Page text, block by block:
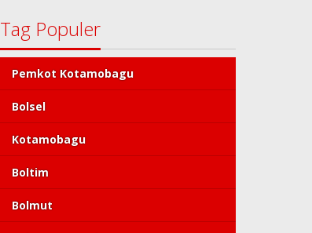
Tag Populer
Pemkot Kotamobagu
Bolsel
Kotamobagu
Boltim
Bolmut